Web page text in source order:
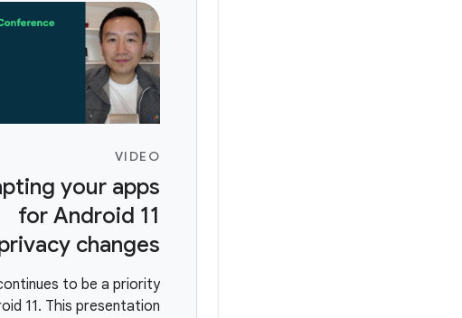
VIDEO
your apps
for Android 11
changes
to be a priority
11. This presentation